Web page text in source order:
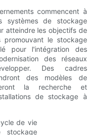
commencent à
systèmes de stockage
atteindre les objectifs de
promouvant le stockage
pour l'intégration des
des réseaux
Des cadres
des modèles de
la recherche et
de stockage à